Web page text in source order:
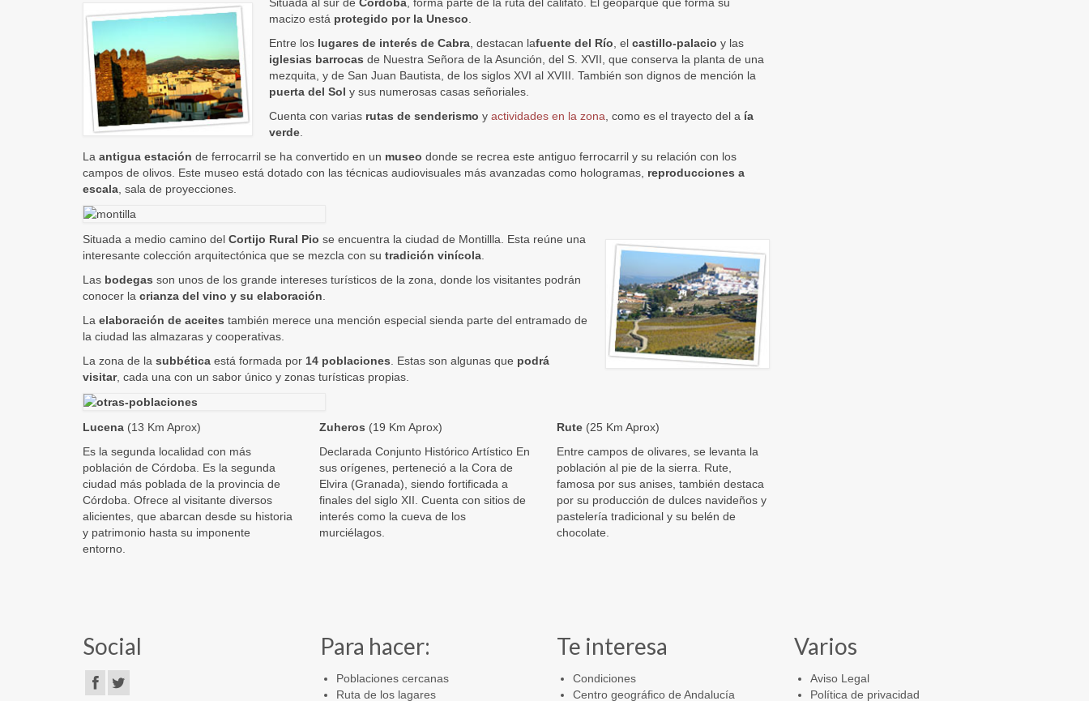
macizo está protegido por la Unesco
Entre los lugares de interés de Cabra , destacan lafuente del Río , el castillo-palacio y las
iglesias barrocas de Nuestra Señora de la Asunción, del S. XVII, que conserva la planta de una
mezquita, y de San Juan Bautista, de los siglos XVI al XVIII. También son dignos de mención la
puerta del Sol y sus numerosas casas señoriales.
Cuenta con varias rutas de senderismo y actividades en la zona , como es el trayecto del a ía
verde
La antigua estación de ferrocarril se ha convertido en un museo donde se recrea este antiguo ferrocarril y su relación con los
campos de olivos. Este museo está dotado con las técnicas audiovisuales más avanzadas como hologramas, reproducciones a
escala , sala de proyecciones.
Situada a medio camino del Cortijo Rural Pio se encuentra la ciudad de Montillla. Esta reúne una
interesante colección arquitectónica que se mezcla con su tradición vinícola
Las bodegas son unos de los grande intereses turísticos de la zona, donde los visitantes podrán
conocer la crianza del vino y su elaboración
La elaboración de aceites también merece una mención especial sienda parte del entramado de
la ciudad las almazaras y cooperativas.
La zona de la subbética está formada por 14 poblaciones . Estas son algunas que podrá
visitar, cada una con un sabor único y zonas turísticas propias.
Lucena (13 Km Aprox)
Es la segunda localidad con más
población de Córdoba. Es la segunda
ciudad más poblada de la provincia de
Córdoba. Ofrece al visitante diversos
alicientes, que abarcan desde su historia
y patrimonio hasta su imponente
entorno.
Zuheros (19 Km Aprox)
Declarada Conjunto Histórico Artístico En
sus orígenes, perteneció a la Cora de
Elvira (Granada), siendo fortificada a
finales del siglo XII. Cuenta con sitios de
interés como la cueva de los
murciélagos.
Rute(25 Km Aprox)
Entre campos de olivares, se levanta la
población al pie de la sierra. Rute,
famosa por sus anises, también destaca
por su producción de dulces navideños y
pastelería tradicional y su belén de
chocolate.
Social Para hacer:
Poblaciones cercanas
Ruta de los lagares
Te interesa
Condiciones
Centro geográfico de Andalucía
Varios
Aviso Legal
Política de privacidad